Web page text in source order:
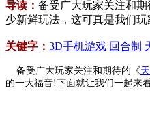
导读： 备受广大玩家关注和
少新鲜玩法，这可真是我们
关键字： 3D手机游戏 回合制
备受广大玩家关注和期待的《
的一大福音!下面就让我们一起来